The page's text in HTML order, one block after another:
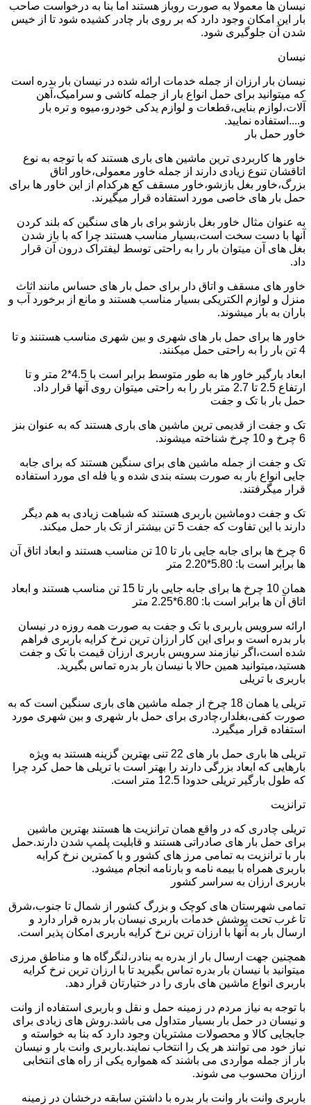
نیسان ها معمولا به صورت روباز هستند اما بنا به درخواست صاحب
بار این امکان وجود دارد که بر روی بار چادر کشیده شود تا از خیس
شدن آن جلوگیری شود.
نیسان
نیسان بار ارزان از جمله خدمات ارائه شده در نیسان بار بدره است
که میتوانید برای حمل انواع بار از جمله کاشی و سرامیک،آهن
آلات،لوازم بنایی،قطعات و لوازم یدکی خودرو،میوه و تره بار
و....استفاده نمایید.
خاور حمل بار
خاور ها کاربردی ترین ماشین های باری هستند که با توجه به نوع
اتاقشان تنوع زیادی دارند از جمله خاور معمولی،خاور اتاق
بزرگ،خاور بغل بازشو،خاور مسقف کع هرکدام از این خاور ها برای
حمل بار های خاصی مورد استفاده قرار میگیرند.
به عنوان مثال خاور بغل بازشو برای بار های سنگین که بلند کردن
آنها با دست سخت است،بسیار مناسب هستند چرا که با باز شدن
بغل های آن میتوان بار را به راحتی توسط لیفتراک درون آن قرار
داد.
خاور های مسقف و اتاق دار برای حمل بار های حساس مانند اثاث
منزل و لوازم الکتریکی بسیار مناسب هستند و مانع از برخورد آب و
باران به بار میشوند.
خاور ها برای حمل بار های شهری و بین شهری مناسب هستنند و تا
4 تن بار را به راحتی حمل میکنند.
ابعاد بارگیر خاور ها به طور متوسط برابر است با 4.5*2 متر و تا
ارتفاع 2.5 تا 2.7 متر بار را به راحتی میتوان روی آنها قرار داد.
حمل بار با تک و جفت
تک و جفت از قدیمی ترین ماشین های باری هستند که به عنوان بنز
6 چرخ و 10 چرخ شناخته میشوند.
تک و جفت از جمله ماشین های برای سنگین هستند که برای جابه
جایی انواع بار به صورت بسته بندی شده و یا فله ای مورد استفاده
قرار میگرفتند.
تک و جفت دوماشین باربری هستند که شباهت زیادی به هم دیگر
دارند با این تفاوت که جفت 5 تن بیشتر از تک بار حمل میکند.
6 چرخ ها برای جابه جایی بار تا 10 تن مناسب هستند و ابعاد اتاق آن
ها برابر است با: 5.80*2.20 متر
همان 10 چرخ ها برای جابه جایی بار تا 15 تن مناسب هستند و ابعاد
اتاق آن ها برابر است با: 6.80*2.25 متر
ارائه سرویس باربری با تک و جفت به صورت همه روزه در نیسان
بار بدره است و برای این کار ارزان ترین نرخ کرایه باربری فراهم
شده است،اگر نیازمند سرویس باربری ارزان قیمت با تک و جفت
هستید،میتوانید همین حالا با نیسان بار بدره تماس بگیرید.
باربری با تریلی
تریلی یا همان 18 چرخ از جمله ماشین های باری سنگین است که به
صورت کفی،بغلدار،چادری برای حمل بار شهری و بین شهری مورد
استفاده قرار میگیرد.
تریلی ها باری حمل بار های 22 تنی بهترین گزینه هستند به ویژه
بارهایی که ابعاد بزرگی دارند را بهتر است با تریلی ها حمل کرد چرا
که طول بارگیر تریلی حدودا 12.5 متر است.
ترانزیت
تریلی چادری که در واقع همان ترانزیت ها هستند بهترین ماشین
برای حمل بار های صادراتی هستند و قابلیت پلمپ شدن دارند.حمل
بار با ترانزیت به تمامی مرز های کشور و با کمترین نرخ کرایه
باربری همراه با بیمه نامه و بارنامه انجام میشود.
باربری ارزان به سراسر کشور
تمامی شهرستان های کوچک و بزرگ کشور از شمال تا جنوب،شرق
تا غرب تحت پوشش خدمات باربری نیسان بار بدره قرار دارد و
ارسال بار به آنها با ارزان ترین نرخ کرایه باربری امکان پذیر است.
همچنین جهت ارسال بار از بدره به بنادر،لنگرگاه ها و مناطق مرزی
میتوانید با نیسان بار بدره تماس بگیرید تا با ارزان ترین نرخ کرایه
باربری انواع ماشین های باری را در ختیارتان قرار دهد.
با توجه به نیاز مردم در زمینه حمل و نقل و باربری استفاده از وانت
و نیسان در حمل بار بسیار متداول می باشد.روش های زیادی برای
جابجایی کالا و محصولات مشتریان وجود دارد که بنا به خواسته و
نیاز خود می توانند هر یک را انتخاب نمایند.باربری وانت بار و نیسان
بار از جمله مواردی می باشند که همواره یکی از راه های انتخابی
ارزان محسوب می شوند.
باربری وانت بار وانت بار بدره با داشتن سابقه درخشان در زمینه